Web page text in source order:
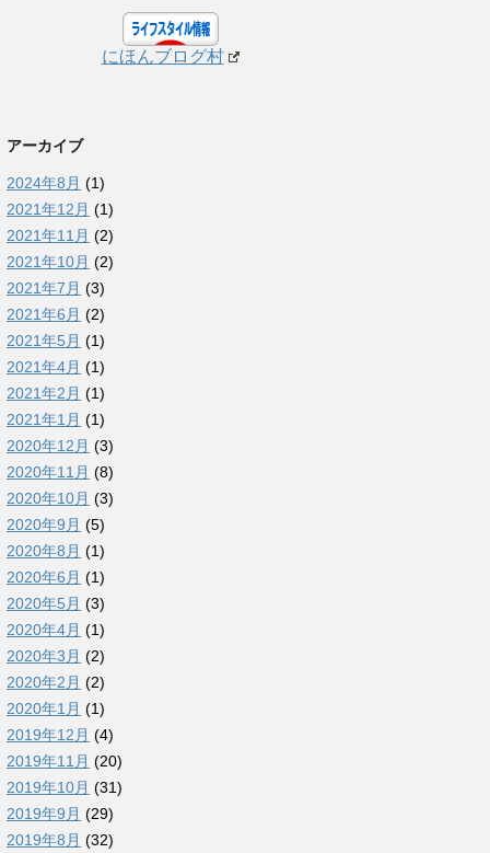
にほんブログ村
アーカイブ
2024年8月 (1)
2021年12月 (1)
2021年11月 (2)
2021年10月 (2)
2021年7月 (3)
2021年6月 (2)
2021年5月 (1)
2021年4月 (1)
2021年2月 (1)
2021年1月 (1)
2020年12月 (3)
2020年11月 (8)
2020年10月 (3)
2020年9月 (5)
2020年8月 (1)
2020年6月 (1)
2020年5月 (3)
2020年4月 (1)
2020年3月 (2)
2020年2月 (2)
2020年1月 (1)
2019年12月 (4)
2019年11月 (20)
2019年10月 (31)
2019年9月 (29)
2019年8月 (32)